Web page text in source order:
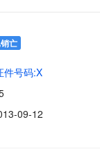
亡
件号码:X
09-12